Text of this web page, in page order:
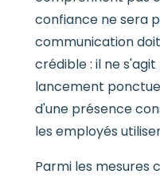
confiance ne sera
communication
crédible : il ne
lancement
d'une présence
les employés
Parmi les mesures